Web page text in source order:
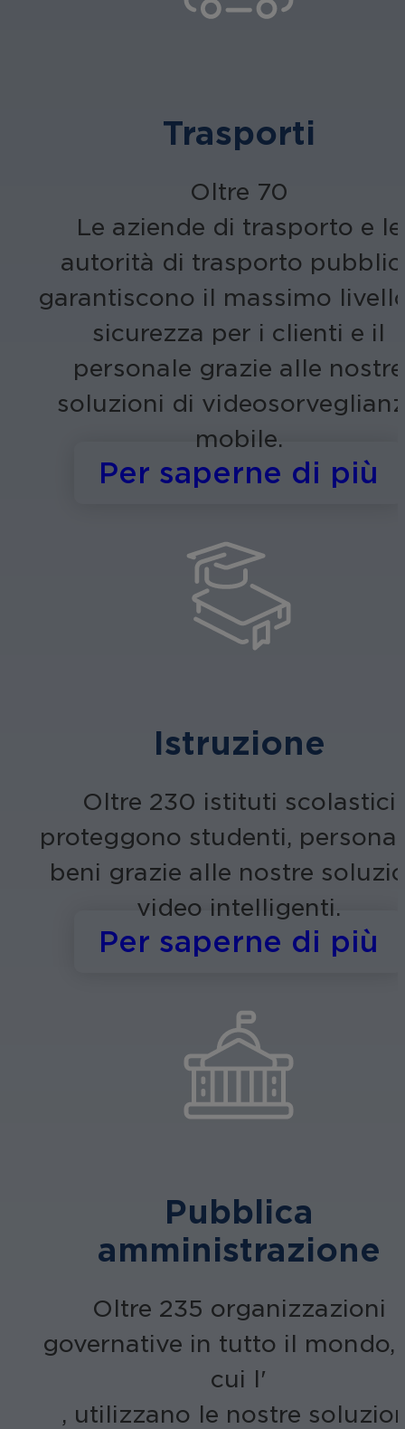
Trasporti
Oltre 70
Le aziende di trasporto e le
autorità di trasporto
garantiscono il massimo
sicurezza per i clienti e il
personale grazie alle nostre
soluzioni di
mobile.
Per saperne di più
Istruzione
Oltre 230 istituti scolastici
proteggono studenti,
beni grazie alle nostre
video intelligenti.
Per saperne di più
Pubblica
amministrazione
Oltre 235 organizzazioni
governative in tutto il mondo,
cui l'
, utilizzano le nostre